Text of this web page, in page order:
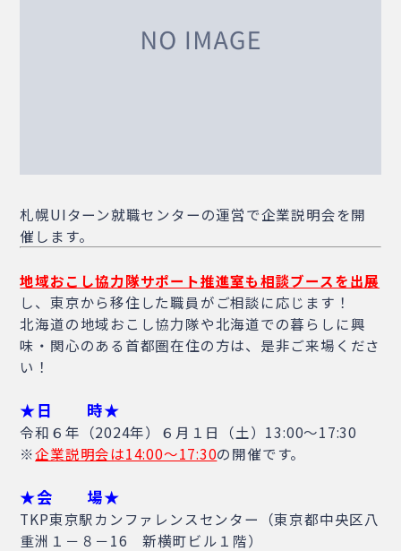
札幌UIターン就職センターの運営で企業説明会を開
催します。
地域おこし協力隊サポート推進室も相談ブースを出展
し、東京から移住した職員がご相談に応じます！
北海道の地域おこし協力隊や北海道での暮らしに興
味・関心のある首都圏在住の方は、是非ご来場くださ
い！
★日 時★
令和６年（2024年）６月１日（土）13:00～17:30
※企業説明会は14:00～17:30の開催です。
★会 場★
TKP東京駅カンファレンスセンター（東京都中央区八
重洲１－８－16 新横町ビル１階）